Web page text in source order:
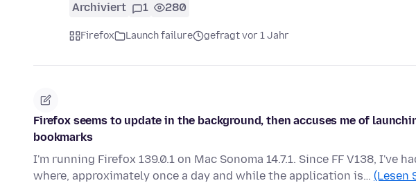
Archiviert 1 280
Firefox Launch failure gefragt vor 1 Jahr
Firefox seems to update in the background, then accuses me of
bookmarks
I'm running Firefox 139.0.1 on Mac Sonoma 14.7.1. Since FF V138,
where, approximately once a day and while the application is… (Lesen